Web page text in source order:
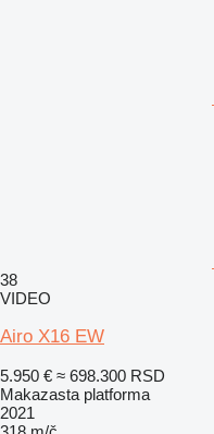
38
VIDEO
Airo X16 EW
5.950 € ≈ 698.300 RSD
Makazasta platforma
2021